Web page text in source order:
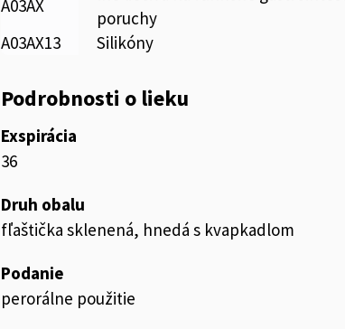
A03AX
poruchy
A03AX13
Silikóny
Podrobnosti o lieku
Exspirácia
36
Druh obalu
fľaštička sklenená, hnedá s kvapkadlom
Podanie
perorálne použitie